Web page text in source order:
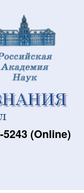
5243 (Online)